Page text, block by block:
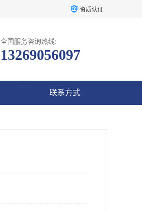
资质认证
全国服务咨询热线:
13269056097
联系方式